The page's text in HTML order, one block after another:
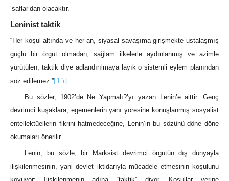
‘saflar’dan olacaktır.
Leninist taktik
“Her koşul altında ve her an, siyasal savaşıma girişmekte ustalaşmış
güçlü bir örgüt olmadan, sağlam ilkelerle aydınlanmış ve azimle
yürütülen, taktik diye adlandırılmaya layık o sistemli eylem planından
söz edilemez.”[15]
Bu sözler, 1902’de Ne Yapmalı?’yı yazan Lenin’e aittir. Genç
devrimci kuşaklara, egemenlerin yanı yöresine konuşlanmış sosyalist
entellektüellerin fikrini hatmedeceğine, Lenin’in bu sözünü döne döne
okumaları önerilir.
Lenin, bu sözle, bir Marksist devrimci örgütün dış dünyayla
ilişkilenmesinin, yani devlet iktidarıyla mücadele etmesinin koşulunu